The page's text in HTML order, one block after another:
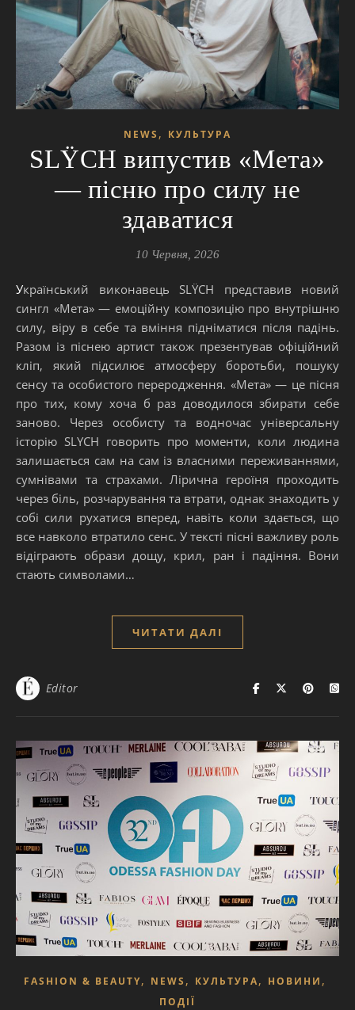
NEWS , КУЛЬТУРА
SLŸCH випустив «Мета»
— пісню про силу не
здаватися
10 Червня, 2026
Український виконавець SLŸCH представив новий
сингл «Мета» — емоційну композицію про внутрішню
силу, віру в себе та вміння підніматися після падінь.
Разом із піснею артист також презентував офіційний
кліп, який підсилює атмосферу боротьби, пошуку
сенсу та особистого переродження. «Мета» — це пісня
про тих, кому хоча б раз доводилося збирати себе
заново. Через особисту та водночас універсальну
історію SLYCH говорить про моменти, коли людина
залишається сам на сам із власними переживаннями,
сумнівами та страхами. Лірична героїня проходить
через біль, розчарування та втрати, однак знаходить у
собі сили рухатися вперед, навіть коли здається, що
все навколо втратило сенс. У тексті пісні важливу роль
відіграють образи дощу, крил, ран і падіння. Вони
стають символами…
ЧИТАТИ ДАЛІ
Editor
FASHION & BEAUTY, NEWS , КУЛЬТУРА, НОВИНИ ,
ПОДІЇ